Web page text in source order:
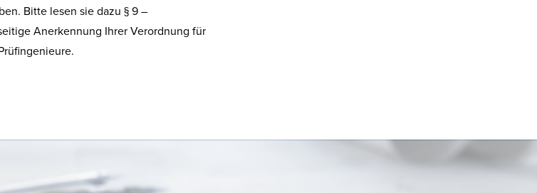
Bitte lesen sie dazu § 9 –
Anerkennung Ihrer Verordnung für